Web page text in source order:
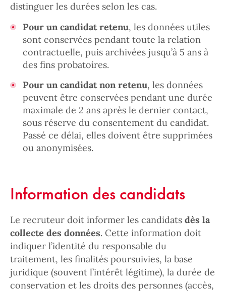
distinguer les durées selon les cas.
Pour un candidat retenu, les données utiles
sont conservées pendant toute la relation
contractuelle, puis archivées jusqu’à 5 ans à
des fins probatoires.
Pour un candidat non retenu, les données
peuvent être conservées pendant une durée
maximale de 2 ans après le dernier contact,
sous réserve du consentement du candidat.
Passé ce délai, elles doivent être supprimées
ou anonymisées.
Information des candidats
Le recruteur doit informer les candidats dès la
collecte des données. Cette information doit
indiquer l’identité du responsable du
traitement, les finalités poursuivies, la base
juridique (souvent l’intérêt légitime), la durée de
conservation et les droits des personnes (accès,